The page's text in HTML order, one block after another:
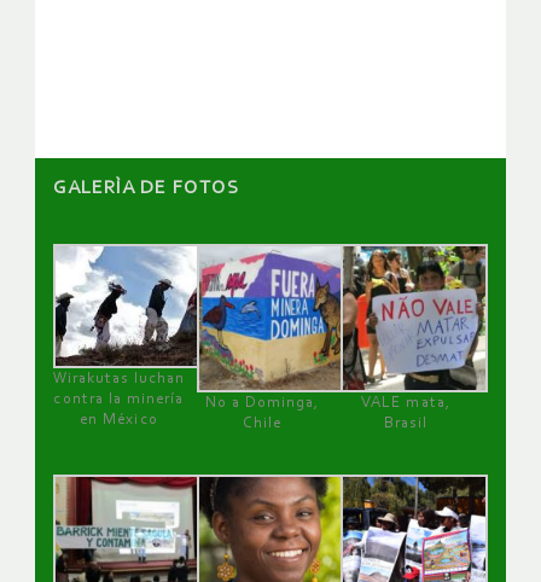
GALERÌA DE FOTOS
Wirakutas luchan
contra la minería
en México
No a Dominga,
Chile
VALE mata,
Brasil